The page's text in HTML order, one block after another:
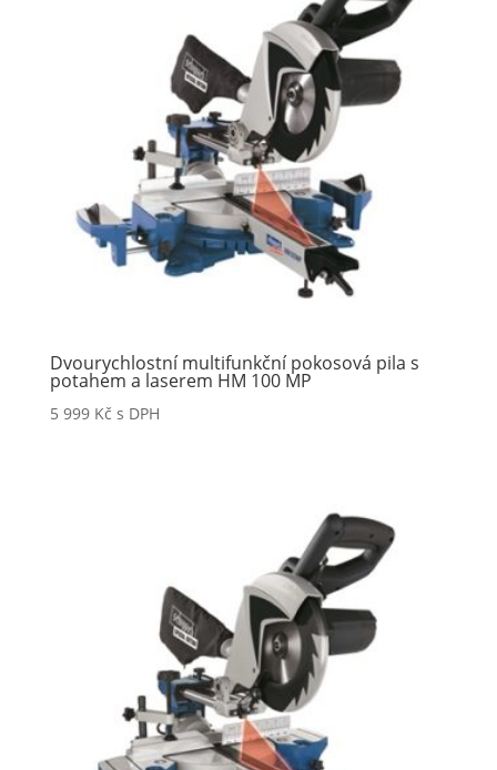
Dvourychlostní multifunkční pokosová pila s
potahem a laserem HM 100 MP
5 999 Kč s DPH